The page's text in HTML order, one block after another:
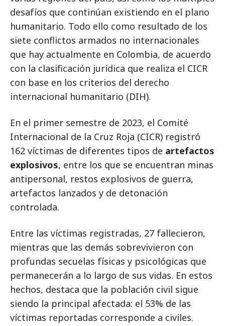
desafíos que continúan existiendo en el plano
humanitario. Todo ello como resultado de los
siete conflictos armados no internacionales
que hay actualmente en Colombia, de acuerdo
con la clasificación jurídica que realiza el CICR
con base en los criterios del derecho
internacional humanitario (DIH).
En el primer semestre de 2023, el Comité
Internacional de la Cruz Roja (CICR) registró
162 víctimas de diferentes tipos de artefactos
explosivos, entre los que se encuentran minas
antipersonal, restos explosivos de guerra,
artefactos lanzados y de detonación
controlada.
Entre las víctimas registradas, 27 fallecieron,
mientras que las demás sobrevivieron con
profundas secuelas físicas y psicológicas que
permanecerán a lo largo de sus vidas. En estos
hechos, destaca que la población civil sigue
siendo la principal afectada: el 53% de las
víctimas reportadas corresponde a civiles.